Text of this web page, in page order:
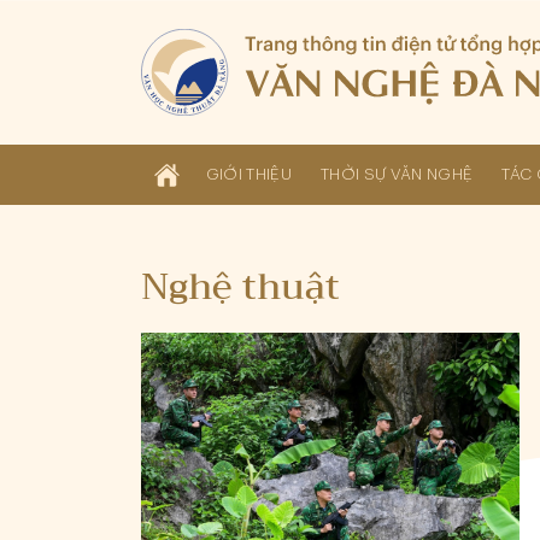
GIỚI THIỆU THỜI SỰ VĂN NGHỆ TÁC
Nghệ thuật